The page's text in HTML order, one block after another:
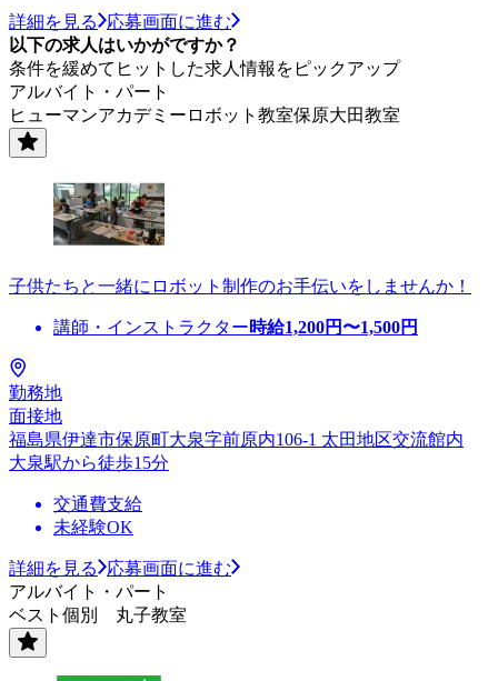
詳細を見る
応募画面に進む
以下の求人はいかがですか？
条件を緩めてヒットした求人情報をピックアップ
アルバイト・パート
ヒューマンアカデミーロボット教室保原大田教室
子供たちと一緒にロボット制作のお手伝いをしませんか！
講師・インストラクター時給1,200円〜1,500円
勤務地
面接地
福島県伊達市保原町大泉字前原内106-1 太田地区交流館内
大泉駅から徒歩15分
交通費支給
未経験OK
詳細を見る
応募画面に進む
アルバイト・パート
ベスト個別 丸子教室